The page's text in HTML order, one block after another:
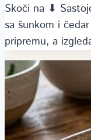
Skoči na ⬇
sa šunkom i
pripremu, a